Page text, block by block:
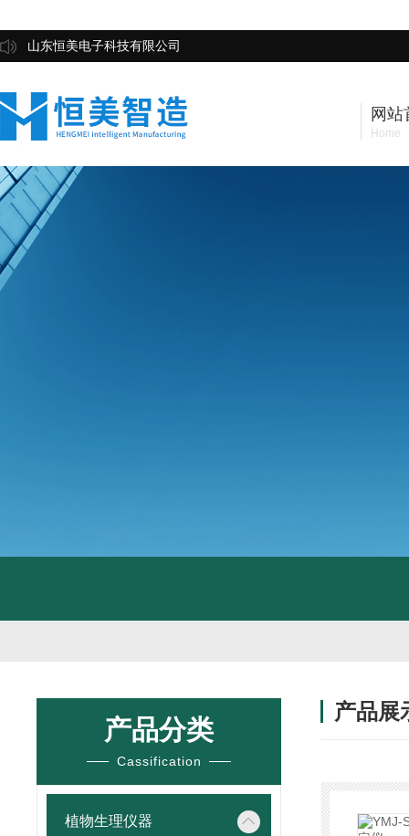
山东恒美电子科技有限公司
网站
Home
产品分类
Cassification
植物生理仪器
产品展